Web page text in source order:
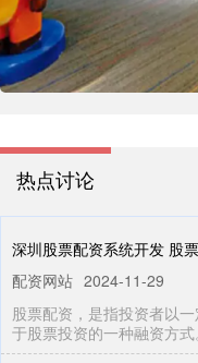
热点讨论
深圳股票配资系统开发 股
配资网站 2024-11-29
股票配资，是指投资者以
于股票投资的一种融资方